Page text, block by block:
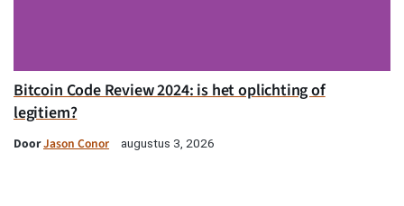
Bitcoin Code Review 2024: is het oplichting of
legitiem?
DoorJason Conor augustus 3, 2026